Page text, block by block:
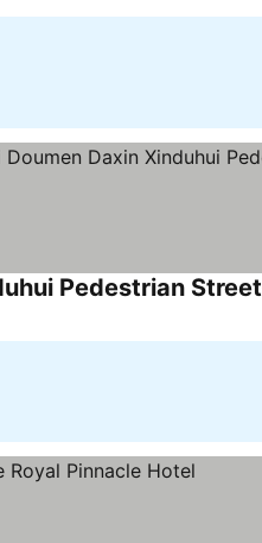
Pedestrian Street